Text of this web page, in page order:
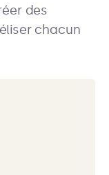
des
chacun